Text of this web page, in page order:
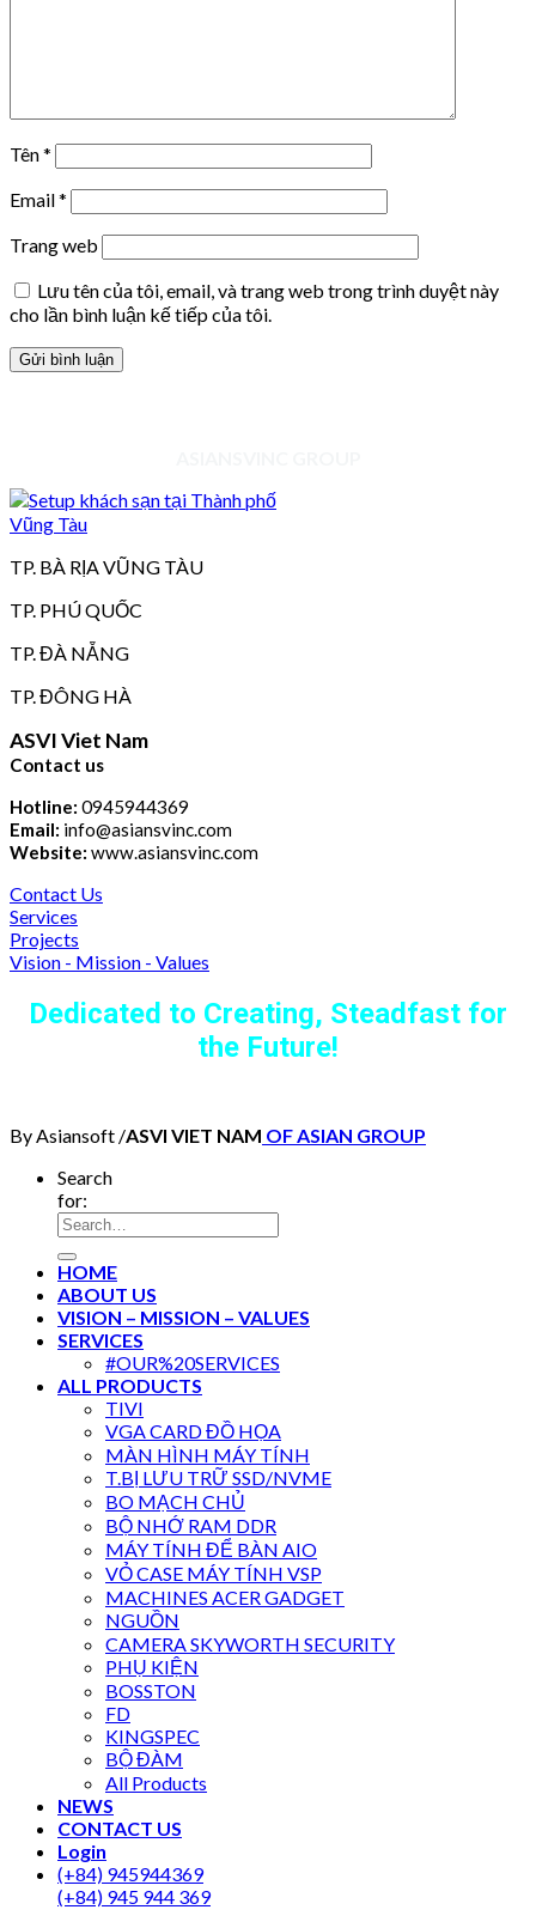
Tên*
Email*
Trang web
Lưu tên của tôi, email, và trang web trong trình duyệt này
cho lần bình luận kế tiếp của tôi.
TP. BÀ RỊA VŨNG TÀU
TP. PHÚ QUỐC
TP. ĐÀ NẴNG
TP. ĐÔNG HÀ
ASVI Viet Nam
Contact us
Hotline: 0945944369
Email: info@asiansvinc.com
Website: www.asiansvinc.com
Contact Us
Services
Projects
Vision - Mission - Values
Dedicated to Creating, Steadfast for
the Future!
By Asiansoft /ASVI VIET NAM OF ASIAN GROUP
Search
for:
HOME
ABOUT US
VISION – MISSION – VALUES
SERVICES
#OUR%20SERVICES
ALL PRODUCTS
TIVI
VGA CARD ĐỒ HỌA
MÀN HÌNH MÁY TÍNH
T.BỊ LƯU TRỮ SSD/NVME
BO MẠCH CHỦ
BỘ NHỚ RAM DDR
MÁY TÍNH ĐỂ BÀN AIO
VỎ CASE MÁY TÍNH VSP
MACHINES ACER GADGET
NGUỒN
CAMERA SKYWORTH SECURITY
PHỤ KIỆN
BOSSTON
FD
KINGSPEC
BỘ ĐÀM
All Products
NEWS
CONTACT US
Login
(+84) 945944369
(+84) 945 944 369